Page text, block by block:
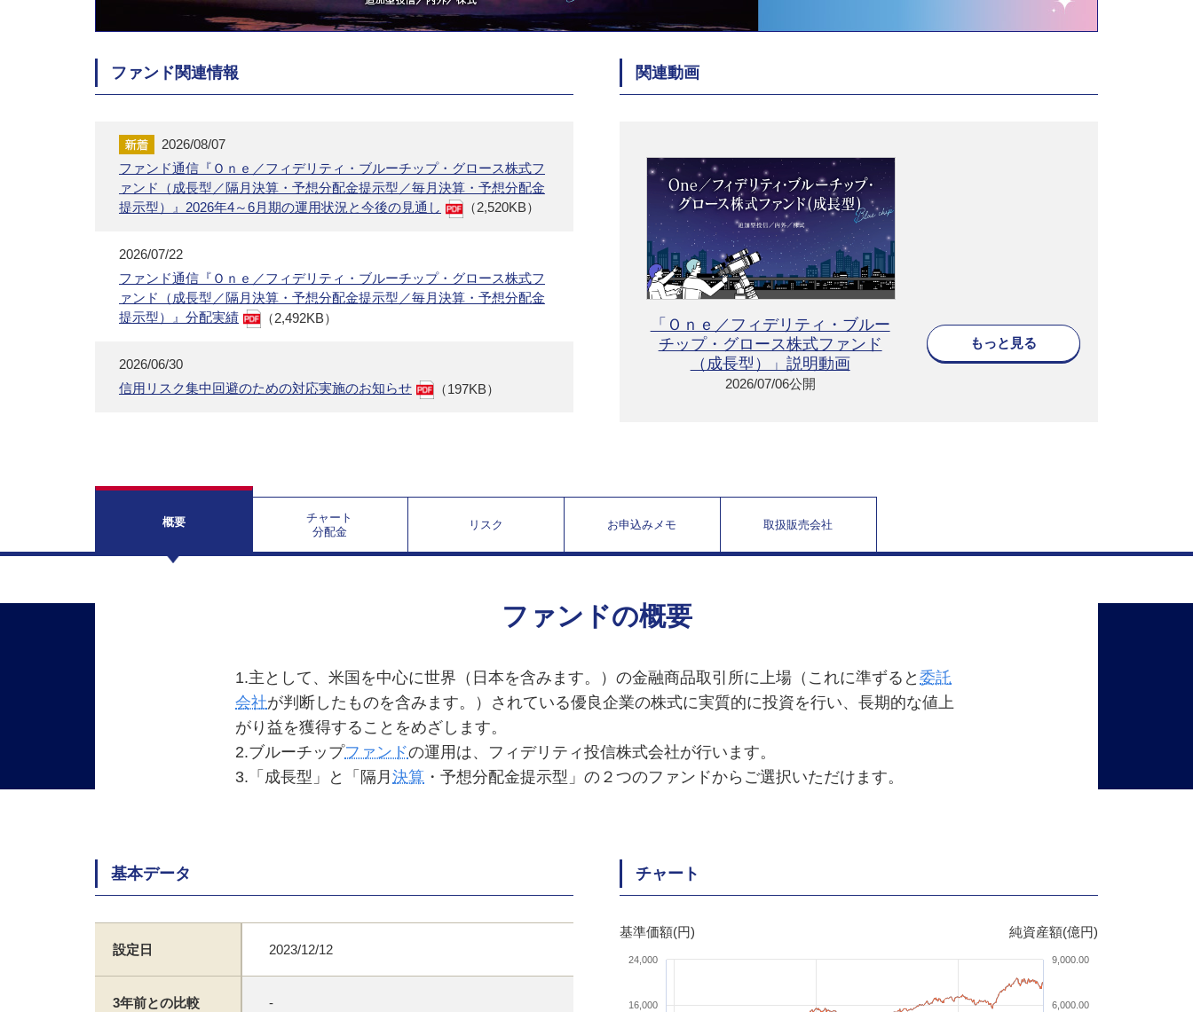
関連動画
「Ｏｎｅ／フィデリティ・ブルー
チップ・グロース株式ファンド
（成長型）」説明動画
2026/07/06公開
もっと見る
ファンド関連情報
2026/08/07
ファンド通信『Ｏｎｅ／フィデリティ・ブルーチップ・グロース株式フ
ァンド（成長型／隔月決算・予想分配金提示型／毎月決算・予想分配金
提示型）』2026年4～6月期の運用状況と今後の見通し
（2,520KB）
2026/07/22
ファンド通信『Ｏｎｅ／フィデリティ・ブルーチップ・グロース株式フ
ァンド（成長型／隔月決算・予想分配金提示型／毎月決算・予想分配金
提示型）』分配実績
（2,492KB）
2026/06/30
信用リスク集中回避のための対応実施のお知らせ
（197KB）
概要
チャート
分配金
リスク お申込みメモ 取扱販売会社
ファンドの概要
1.主として、米国を中心に世界（日本を含みます。）の金融商品取引所に上場（これに準ずると 委託
会社が判断したものを含みます。）されている優良企業の株式に実質的に投資を行い、長期的な値上
がり益を獲得することをめざします。
2.ブルーチップファンドの運用は、フィデリティ投信株式会社が行います。
3.「成長型」と「隔月 決算 ・予想分配金提示型」の２つのファンドからご選択いただけます。
基本データ
設定日 2023/12/12
3年前との比較 -
チャート
基準価額(円) 純資産額(億円)
16,000
24,000
6,000.00
9,000.00